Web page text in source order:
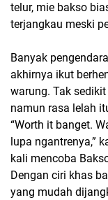
telur, mie bakso
terjangkau meski
Banyak
akhirnya ikut
warung. Tak
namun rasa lelah
“Worth it banget.
lupa ngantrenya,”
kali mencoba
Dengan ciri khas
yang mudah